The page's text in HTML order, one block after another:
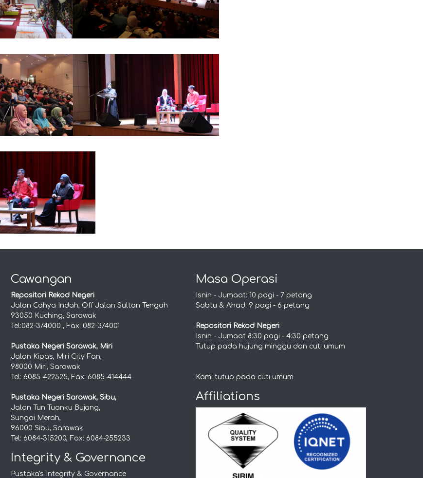
Cawangan
Repositori Rekod Negeri
Jalan Cahya Indah, Off Jalan Sultan Tengah
93050 Kuching, Sarawak
Tel:082-374000 , Fax: 082-374001
Pustaka Negeri Sarawak, Miri
Jalan Kipas, Miri City Fan,
98000 Miri, Sarawak
Tel: 6085-422525, Fax: 6085-414444
Pustaka Negeri Sarawak, Sibu,
Jalan Tun Tuanku Bujang,
Sungai Merah,
96000 Sibu, Sarawak
Tel: 6084-315200, Fax: 6084-255233
Integrity & Governance
Pustaka's Integrity & Governance
Masa Operasi
Isnin - Jumaat: 10 pagi - 7 petang
Sabtu & Ahad: 9 pagi - 6 petang
Repositori Rekod Negeri
Isnin - Jumaat 8:30 pagi - 4:30 petang
Tutup pada hujung minggu dan cuti umum
Kami tutup pada cuti umum
Affiliations